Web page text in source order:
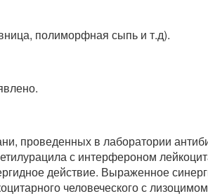
полиморфная сыпь и т.д).
проведенных в лаборатории
с интерфероном
действие. Выраженное
человеческого с